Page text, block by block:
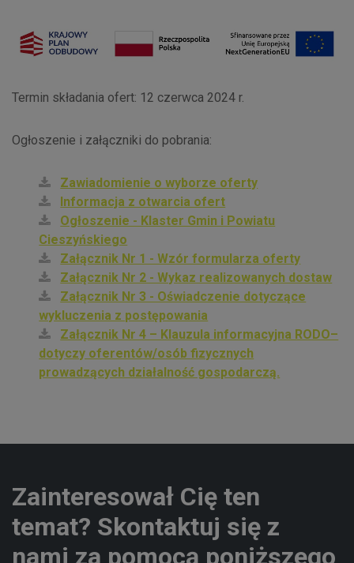
Termin składania ofert: 12 czerwca 2024 r.
Ogłoszenie i załączniki do pobrania:
Zawiadomienie o wyborze oferty
Informacja z otwarcia ofert
Ogłoszenie - Klaster Gmin i Powiatu
Cieszyńskiego
Załącznik Nr 1 - Wzór formularza oferty
Załącznik Nr 2 - Wykaz realizowanych dostaw
Załącznik Nr 3 - Oświadczenie dotyczące
wykluczenia z postępowania
Załącznik Nr 4 – Klauzula informacyjna RODO–
dotyczy oferentów/osób fizycznych
prowadzących działalność gospodarczą.
Zainteresował Cię ten
temat? Skontaktuj się z
nami za pomocą poniższego